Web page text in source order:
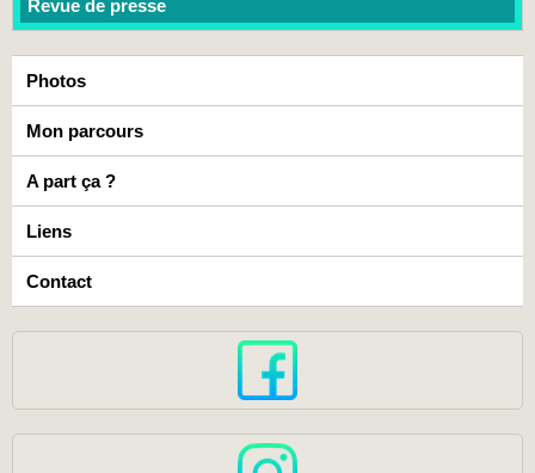
Revue de presse
Photos
Mon parcours
A part ça ?
Liens
Contact